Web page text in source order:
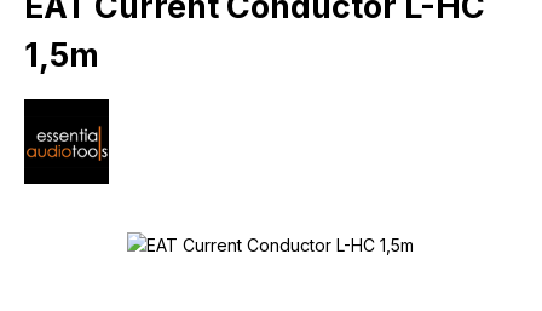
1,5m
Bildergalerie überspringen